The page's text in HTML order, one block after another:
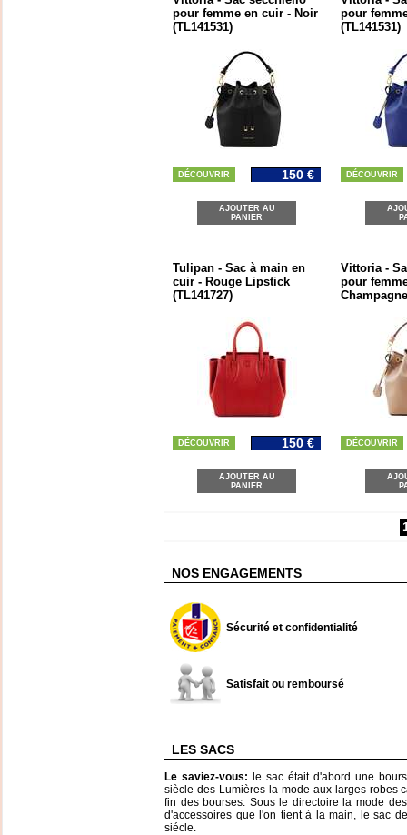
pour femme en cuir - Noir
(TL141531)
DÉCOUVRIR 150 €
AJOUTER AU
PANIER
pour
(TL141531)
DÉCOUVRIR
Tulipan - Sac à main en
cuir - Rouge Lipstick
(TL141727)
DÉCOUVRIR 150 €
AJOUTER AU
PANIER
Vittoria -
pour
DÉCOUVRIR
NOS ENGAGEMENTS
Sécurité et confidentialité
Satisfait ou remboursé
LES SACS
Le saviez-vous:
le sac était d'abord une
siècle des Lumières la mode aux larges robes
fin des bourses. Sous le directoire la mode
d'accessoires que l'on tient à la main, le sac
siécle.